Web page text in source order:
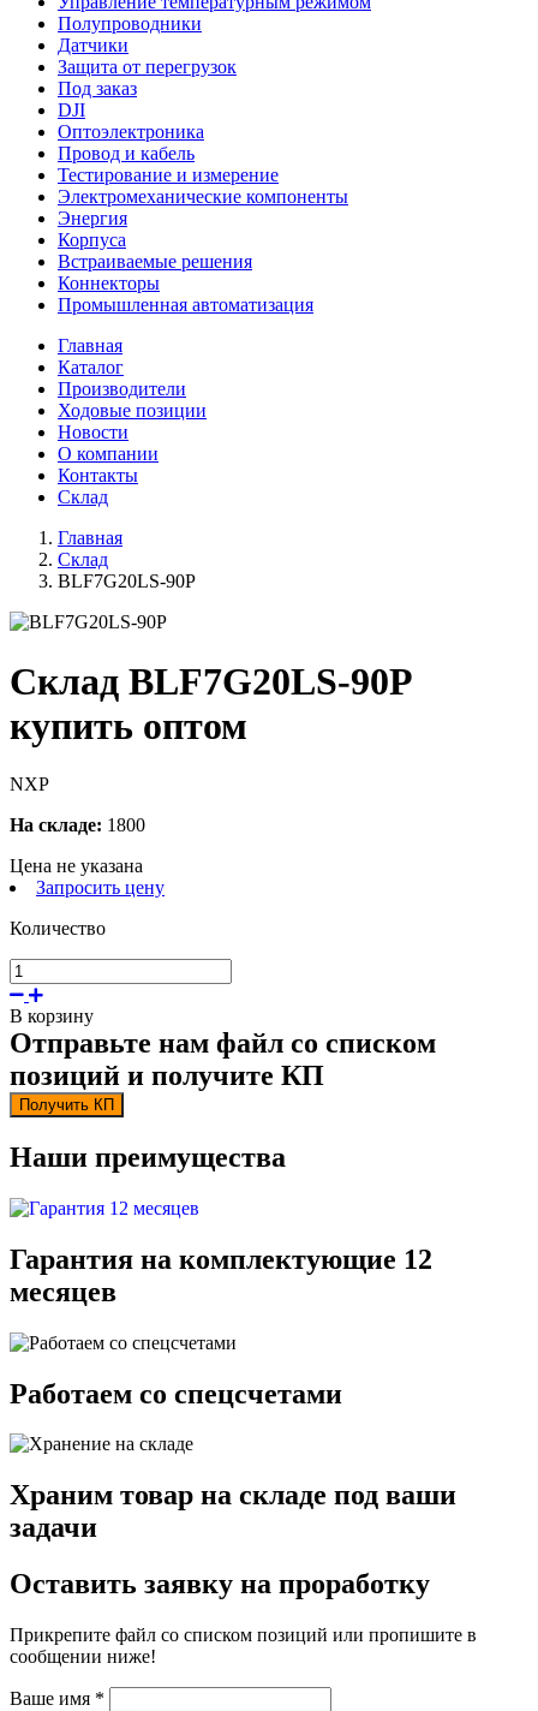
Полупроводники
Датчики
Защита от перегрузок
Под заказ
DJI
Оптоэлектроника
Провод и кабель
Тестирование и измерение
Электромеханические компоненты
Энергия
Корпуса
Встраиваемые решения
Коннекторы
Промышленная автоматизация
Главная
Каталог
Производители
Ходовые позиции
Новости
О компании
Контакты
Склад
Главная
Склад
BLF7G20LS-90P
Склад BLF7G20LS-90P
купить оптом
NXP
На складе: 1800
Цена не указана
Запросить цену
Количество
В корзину
Отправьте нам файл со списком
позиций и получите КП
Получить КП
Наши преимущества
Гарантия на комплектующие 12
месяцев
Работаем со спецсчетами
Храним товар на складе под ваши
задачи
Оставить заявку на проработку
Прикрепите файл со списком позиций или пропишите в
сообщении ниже!
Ваше имя *